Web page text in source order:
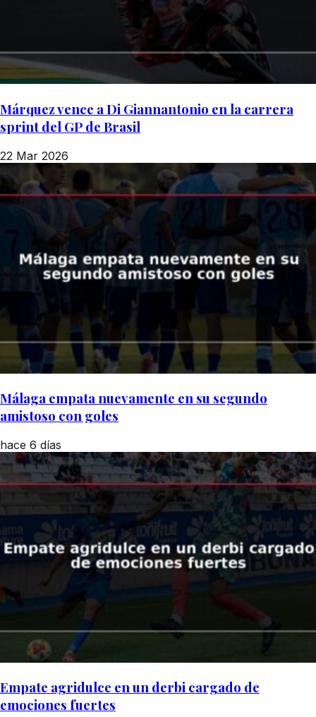
Márquez vence a Di Giannantonio en la carrera
sprint del GP de Brasil
22 Mar 2026
Málaga empata nuevamente en su segundo
amistoso con goles
hace 6 días
Empate agridulce en un derbi cargado de
emociones fuertes